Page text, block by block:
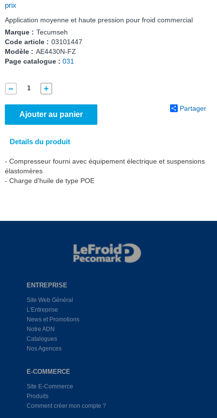
prix
Application moyenne et haute pression pour froid commercial
Marque : Tecumseh
Code article : 03101447
Modèle : AE4430N-FZ
Page catalogue : 031
Ajouter au panier
Partager
Details du produit
- Compresseur fourni avec équipement électrique et suspensions
élastomères
- Charge d'huile de type POE
ENTREPRISE
Site Web Général
L'Entreprise
News et Promotions
Notre ADN
Catalogues
Nos Agences
E-COMMERCE
Site E-Commerce
Produits
Comment créer mon compte ?